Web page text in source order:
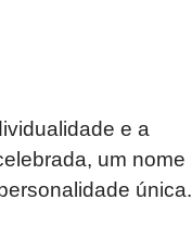
e a
um nome
única.